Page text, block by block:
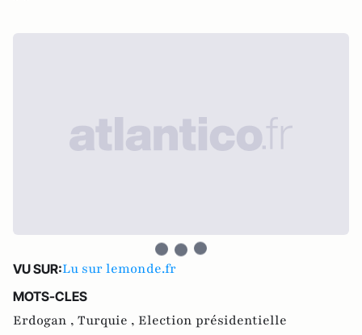
VU SUR:Lu sur lemonde.fr
MOTS-CLES
Erdogan , Turquie , Election présidentielle